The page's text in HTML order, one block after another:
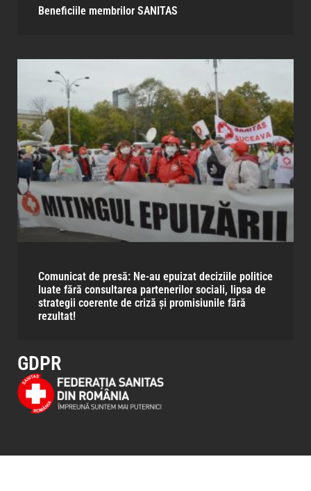
Beneficiile membrilor SANITAS​
Comunicat de presă: Ne-au epuizat deciziile politice
luate fără consultarea partenerilor sociali, lipsa de
strategii coerente de criză și promisiunile fără
rezultat!
GDPR